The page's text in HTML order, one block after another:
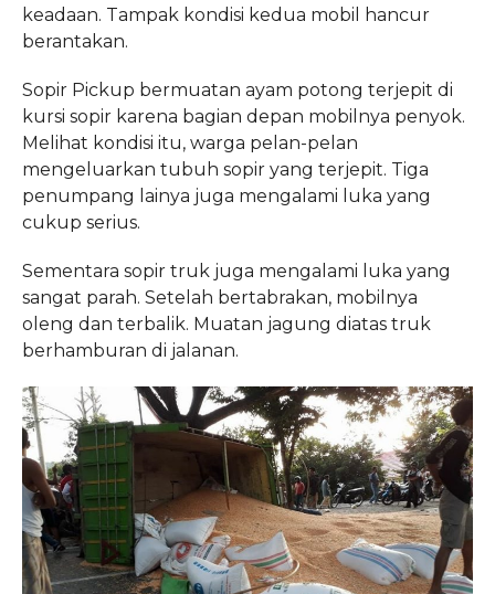
keadaan. Tampak kondisi kedua mobil hancur
berantakan.
Sopir Pickup bermuatan ayam potong terjepit di
kursi sopir karena bagian depan mobilnya penyok.
Melihat kondisi itu, warga pelan-pelan
mengeluarkan tubuh sopir yang terjepit. Tiga
penumpang lainya juga mengalami luka yang
cukup serius.
Sementara sopir truk juga mengalami luka yang
sangat parah. Setelah bertabrakan, mobilnya
oleng dan terbalik. Muatan jagung diatas truk
berhamburan di jalanan.